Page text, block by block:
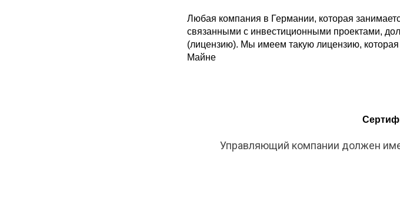
Любая компания в Германии, которая
связанными с инвестиционными проектами,
(лицензию). Мы имеем такую лицензию,
Майне
Управляющий компании должен